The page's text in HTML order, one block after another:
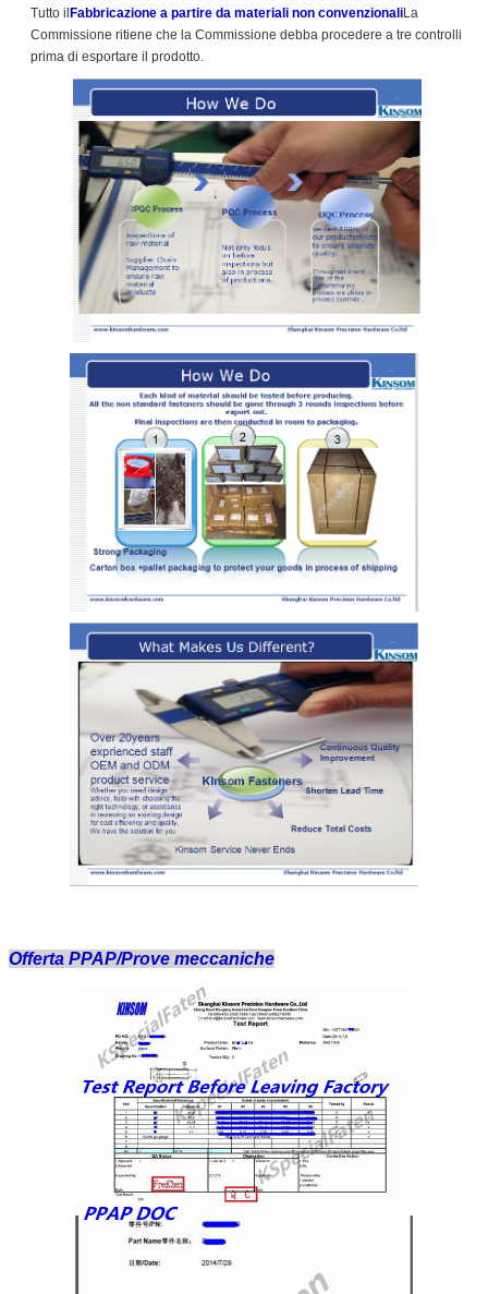
Tutto ilFabbricazione a partire da materiali non convenzionaliLa
Commissione ritiene che la Commissione debba procedere a tre controlli
prima di esportare il prodotto.
Offerta PPAP/Prove meccaniche